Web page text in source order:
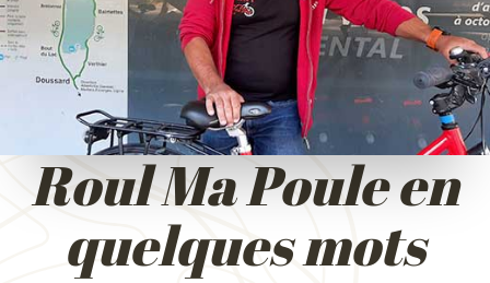
Roul Ma Poule en
quelques mots